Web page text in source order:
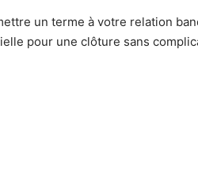
un terme à votre relation
pour une clôture sans